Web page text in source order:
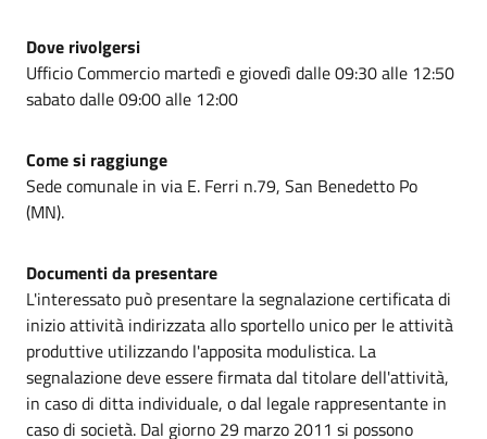
Dove rivolgersi
Ufficio Commercio martedì e giovedì dalle 09:30 alle 12:50
sabato dalle 09:00 alle 12:00
Come si raggiunge
Sede comunale in via E. Ferri n.79, San Benedetto Po
(MN).
Documenti da presentare
L'interessato può presentare la segnalazione certificata di
inizio attività indirizzata allo sportello unico per le attività
produttive utilizzando l'apposita modulistica. La
segnalazione deve essere firmata dal titolare dell'attività,
in caso di ditta individuale, o dal legale rappresentante in
caso di società. Dal giorno 29 marzo 2011 si possono